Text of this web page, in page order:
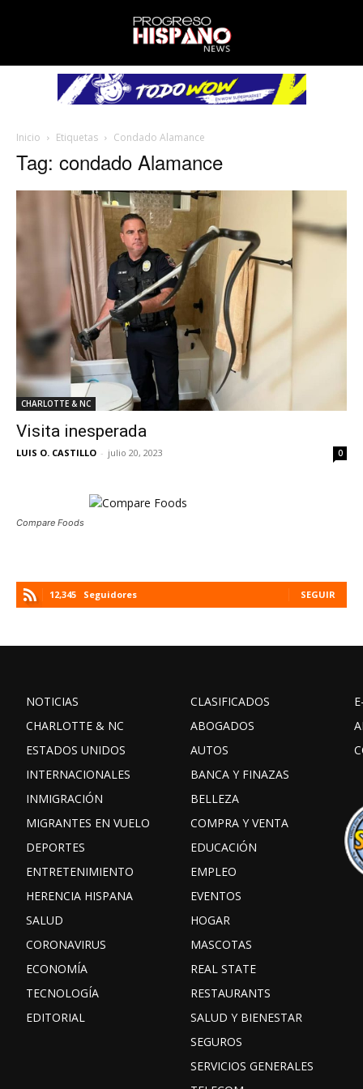
Inicio Etiquetas Condado Alamance
Tag: condado Alamance
CHARLOTTE & NC
Visita inesperada
LUIS O. CASTILLO - julio 20, 2023 0
Compare Foods
12,345 Seguidores SEGUIR
NOTICIAS
CHARLOTTE & NC
ESTADOS UNIDOS
INTERNACIONALES
INMIGRACIÓN
MIGRANTES EN VUELO
DEPORTES
ENTRETENIMIENTO
HERENCIA HISPANA
SALUD
CORONAVIRUS
ECONOMÍA
TECNOLOGÍA
EDITORIAL
CLASIFICADOS
ABOGADOS
AUTOS
BANCA Y FINAZAS
BELLEZA
COMPRA Y VENTA
EDUCACIÓN
EMPLEO
EVENTOS
HOGAR
MASCOTAS
REAL STATE
RESTAURANTS
SALUD Y BIENESTAR
SEGUROS
SERVICIOS GENERALES